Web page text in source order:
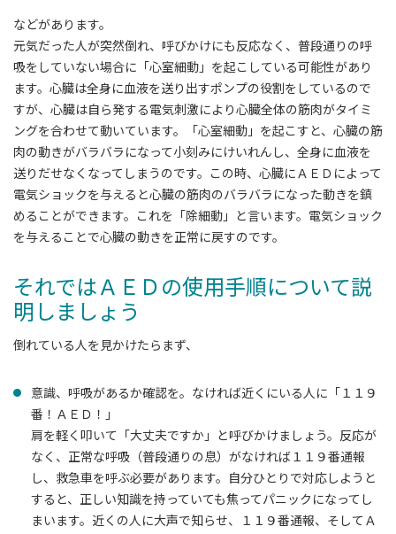
などがあります。
元気だった人が突然倒れ、呼びかけにも反応なく、普段通りの呼
吸をしていない場合に「心室細動」を起こしている可能性があり
ます。心臓は全身に血液を送り出すポンプの役割をしているので
すが、心臓は自ら発する電気刺激により心臓全体の筋肉がタイミ
ングを合わせて動いています。「心室細動」を起こすと、心臓の筋
肉の動きがバラバラになって小刻みにけいれんし、全身に血液を
送りだせなくなってしまうのです。この時、心臓にＡＥＤによって
電気ショックを与えると心臓の筋肉のバラバラになった動きを鎮
めることができます。これを「除細動」と言います。電気ショック
を与えることで心臓の動きを正常に戻すのです。
それではＡＥＤの使用手順について説
明しましょう
倒れている人を見かけたらまず、
意識、呼吸があるか確認を。なければ近くにいる人に「１１９
番！ＡＥＤ！」
肩を軽く叩いて「大丈夫ですか」と呼びかけましょう。反応が
なく、正常な呼吸（普段通りの息）がなければ１１９番通報
し、救急車を呼ぶ必要があります。自分ひとりで対応しようと
すると、正しい知識を持っていても焦ってパニックになってし
まいます。近くの人に大声で知らせ、１１９番通報、そしてＡ